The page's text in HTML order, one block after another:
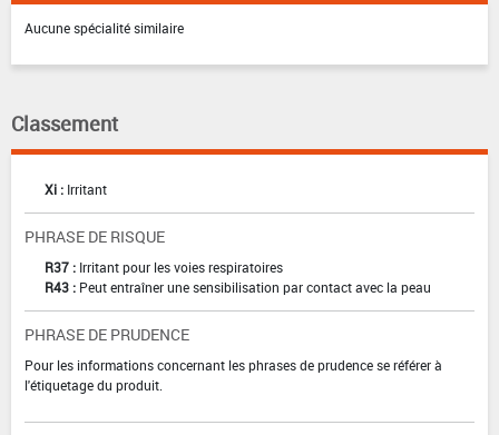
Aucune spécialité similaire
Classement
Xi : Irritant
PHRASE DE RISQUE
R37 : Irritant pour les voies respiratoires
R43 : Peut entraîner une sensibilisation par contact avec la peau
PHRASE DE PRUDENCE
Pour les informations concernant les phrases de prudence se référer à
l'étiquetage du produit.